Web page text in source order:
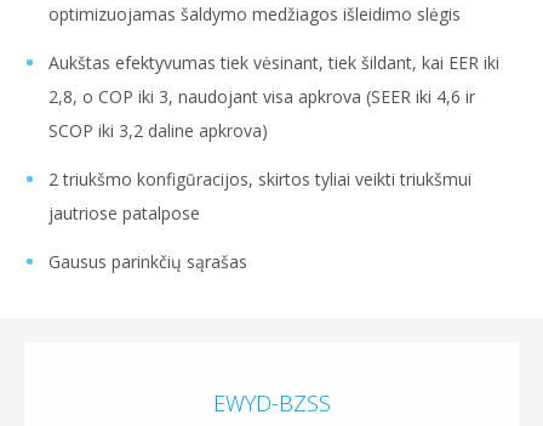
optimizuojamas šaldymo medžiagos išleidimo slėgis
Aukštas efektyvumas tiek vėsinant, tiek šildant, kai EER iki
2,8, o COP iki 3, naudojant visa apkrova (SEER iki 4,6 ir
SCOP iki 3,2 daline apkrova)
2 triukšmo konfigūracijos, skirtos tyliai veikti triukšmui
jautriose patalpose
Gausus parinkčių sąrašas
EWYD-BZSS